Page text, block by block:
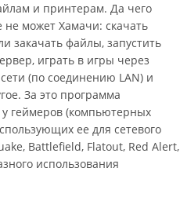
и принтерам. Да чего
не может Хамачи: скачать
закачать файлы, запустить
играть в игры через
(по соединению LAN) и
За это программа
геймеров (компьютерных
ее для сетевого
Battlefield, Flatout, Red Alert,
использования